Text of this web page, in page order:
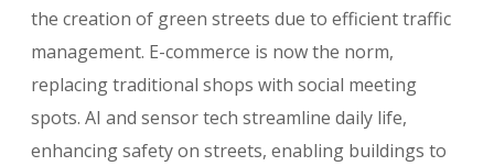
the creation of green streets due to efficient traffic
management. E-commerce is now the norm,
replacing traditional shops with social meeting
spots. AI and sensor tech streamline daily life,
enhancing safety on streets, enabling buildings to